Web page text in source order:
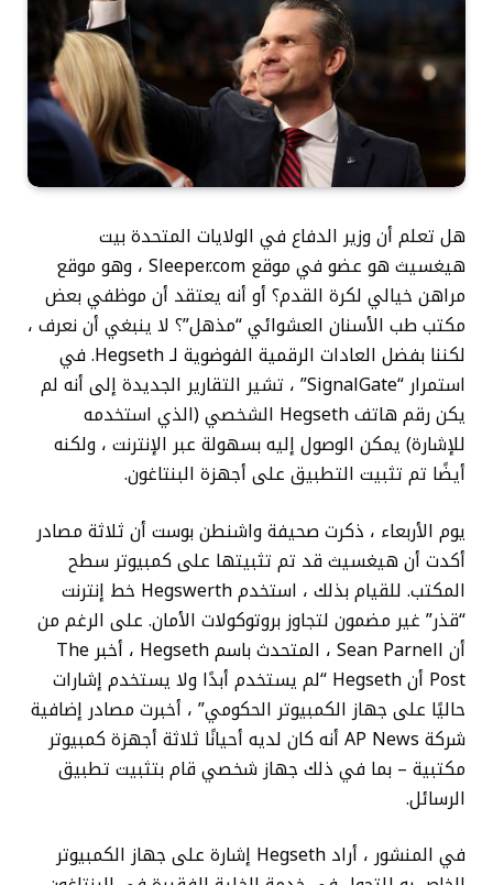
هل تعلم أن وزير الدفاع في الولايات المتحدة بيت
هيغسيث هو عضو في موقع Sleeper.com ، وهو موقع
مراهن خيالي لكرة القدم؟ أو أنه يعتقد أن موظفي بعض
مكتب طب الأسنان العشوائي “مذهل”؟ لا ينبغي أن نعرف ،
لكننا بفضل العادات الرقمية الفوضوية لـ Hegseth. في
استمرار “SignalGate” ، تشير التقارير الجديدة إلى أنه لم
يكن رقم هاتف Hegseth الشخصي (الذي استخدمه
للإشارة) يمكن الوصول إليه بسهولة عبر الإنترنت ، ولكنه
أيضًا تم تثبيت التطبيق على أجهزة البنتاغون.
يوم الأربعاء ، ذكرت صحيفة واشنطن بوست أن ثلاثة مصادر
أكدت أن هيغسيث قد تم تثبيتها على كمبيوتر سطح
المكتب. للقيام بذلك ، استخدم Hegswerth خط إنترنت
“قذر” غير مضمون لتجاوز بروتوكولات الأمان. على الرغم من
أن Sean Parnell ، المتحدث باسم Hegseth ، أخبر The
Post أن Hegseth “لم يستخدم أبدًا ولا يستخدم إشارات
حاليًا على جهاز الكمبيوتر الحكومي” ، أخبرت مصادر إضافية
شركة AP News أنه كان لديه أحيانًا ثلاثة أجهزة كمبيوتر
مكتبية – بما في ذلك جهاز شخصي قام بتثبيت تطبيق
الرسائل.
في المنشور ، أراد Hegseth إشارة على جهاز الكمبيوتر